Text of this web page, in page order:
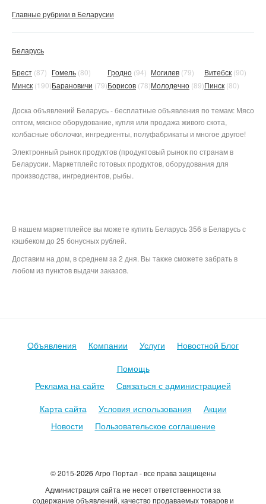
Главные рубрики в Беларусии
Беларусь
Брест (87)
Минск (190)
Гомель (80)
Барановичи (79)
Гродно (94)
Борисов (78)
Могилев (79)
Молодечно (89)
Витебск (90)
Пинск (80)
Доска объявлений Беларусь - бесплатные объявления по темам: Мясо
оптом, мясное оборудование, купля или продажа живого скота,
колбасные оболочки, ингредиенты, полуфабрикаты и многое другое!
Электронный рынок продуктов (продуктовый рынок по странам в
Беларусии. Маркетплейс готовых продуктов, оборудования для
производства, ингредиентов, рыбы.
В нашем маркетплейсе вы можете купить Беларусь 356 в Беларусь с
кэшбеком до 25 бонусных рублей.
Доставим на дом, в среднем за 2 дня. Вы также сможете забрать в
любом из пунктов выдачи заказов.
© 2015-2026 Агро Портал - все права защищены
Администрация сайта не несет ответственности за
содержание объявлений, качество продаваемых товаров и
Объявления Компании Услуги
Новостной Блог
Помощь
Реклама на сайте
Связаться с администрацией
Карта сайта
Условия использования
Акции
Новости
Пользовательское соглашение